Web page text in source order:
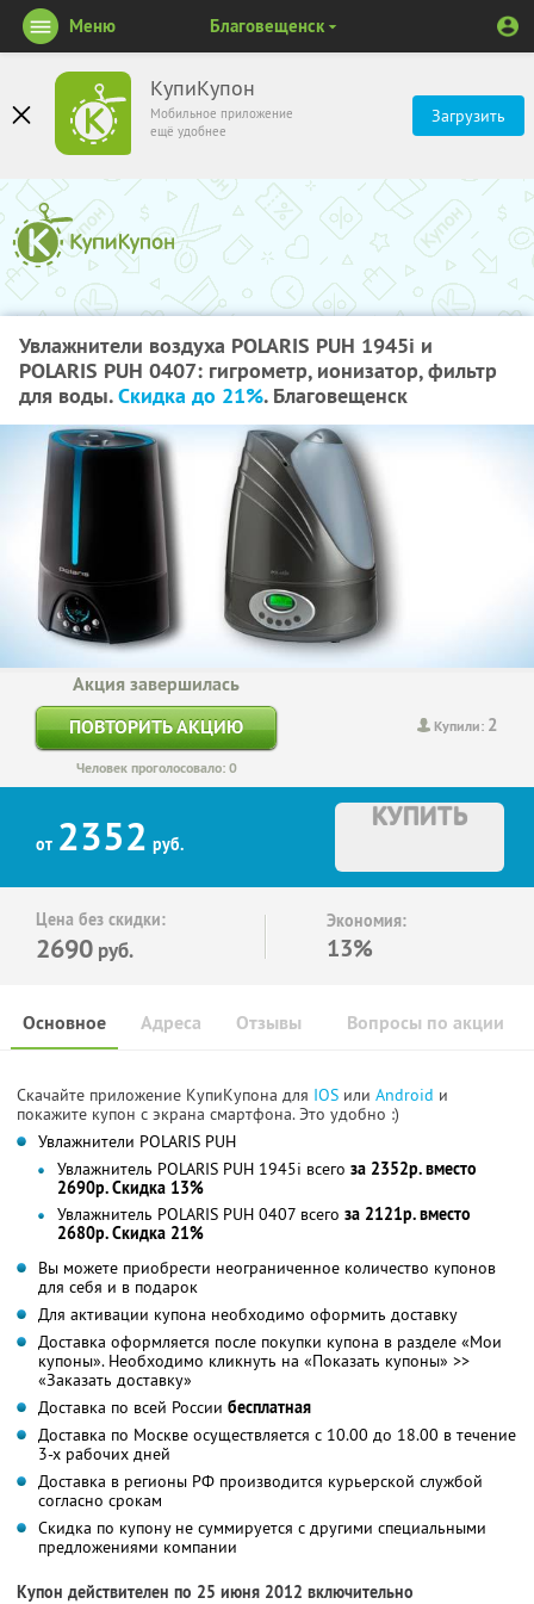
КупиКупон
Мобильное приложение
ещё удобнее
Загрузить
Меню Благовещенск
Увлажнители воздуха POLARIS PUH 1945i и
POLARIS PUH 0407: гигрометр, ионизатор, фильтр
для воды.Скидка до 21%. Благовещенск
Купили: 2
Акция завершилась
ПОВТОРИТЬ АКЦИЮ
Человек проголосовало: 0
от 2352 руб.
КУПИТЬ
Цена без скидки:
2690 руб.
Экономия:
13%
Основное Отзывы Вопросы по акции
Адреса
Скачайте приложение КупиКупона для IOS или Android и
покажите купон с экрана смартфона. Это удобно :)
Увлажнители POLARIS PUH
Увлажнитель POLARIS PUH 1945i всего за 2352р. вместо
2690р. Скидка 13%
Увлажнитель POLARIS PUH 0407 всего за 2121р. вместо
2680р. Скидка 21%
Вы можете приобрести неограниченное количество купонов
для себя и в подарок
Для активации купона необходимо оформить доставку
Доставка оформляется после покупки купона в разделе «Мои
купоны». Необходимо кликнуть на «Показать купоны» >>
«Заказать доставку»
Доставка по всей России бесплатная
Доставка по Москве осуществляется с 10.00 до 18.00 в течение
3-х рабочих дней
Доставка в регионы РФ производится курьерской службой
согласно срокам
Скидка по купону не суммируется с другими специальными
предложениями компании
Купон действителен по 25 июня 2012 включительно